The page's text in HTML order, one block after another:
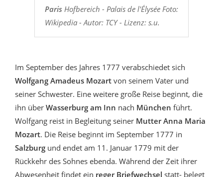
ParisHofbereich - Palais de l'Élysée Foto:
Wikipedia - Autor: TCY - Lizenz: s.u.
Im September des Jahres 1777 verabschiedet sich
Wolfgang Amadeus Mozart von seinem Vater und
seiner Schwester. Eine weitere große Reise beginnt, die
ihn über Wasserburg am Inn nach München führt.
Wolfgang reist in Begleitung seiner Mutter Anna Maria
Mozart. Die Reise beginnt im September 1777 in
Salzburg und endet am 11. Januar 1779 mit der
Rückkehr des Sohnes ebenda. Während der Zeit ihrer
Abwesenheit findet ein reger Briefwechsel statt- belegt